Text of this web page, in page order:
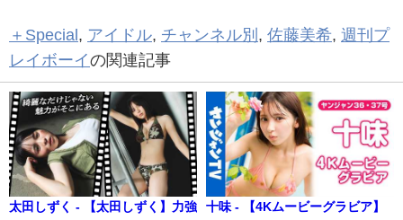
＋Special , アイドル, チャンネル別 , 佐藤美希, 週刊プ
レイボーイの関連記事
太田しずく - 【太田しずく】力強
十味 - 【4Kムービーグラビア】